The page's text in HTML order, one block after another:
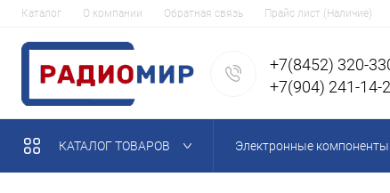
Каталог О компании Обратная связь Прайс лист (Наличие)
+7(8452) 320-
+7(904) 241-14-
КАТАЛОГ ТОВАРОВ Электронные компоненты